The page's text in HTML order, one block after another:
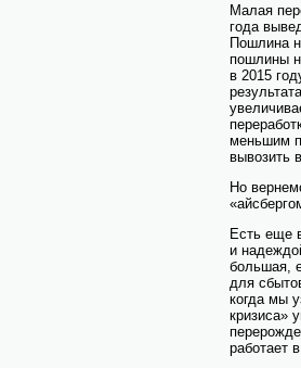
Малая
года
Пошлина
пошлины
в 2015
меньшим
вывозить
Но
Есть еще
и
большая,
для
когда мы
кризиса»
работает